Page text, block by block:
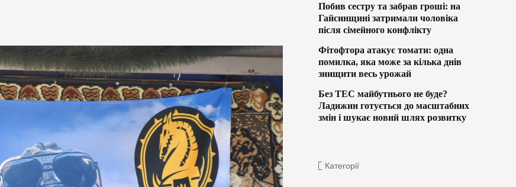
Побив сестру та забрав гроші: на
Гайсинщині затримали чоловіка
після сімейного конфлікту
Фітофтора атакує томати: одна
помилка, яка може за кілька днів
знищити весь урожай
Без ТЕС майбутнього не буде?
Ладижин готується до масштабних
змін і шукає новий шлях розвитку
Категорії